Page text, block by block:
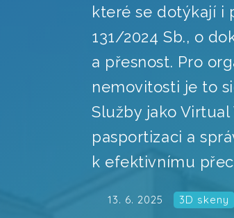
které se dotýkají i
131/2024 Sb., o
a přesnost. Pro
nemovitosti je to
Služby jako
pasportizaci a
k efektivnímu přec
13. 6. 2025 3D skeny